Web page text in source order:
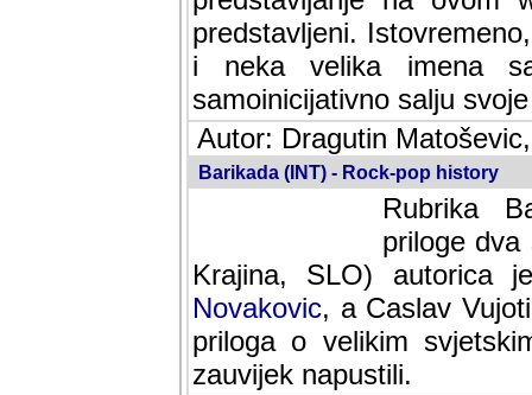
predstavljeni.
i neka velika imena
samoinicijativno salju
Autor: Dragutin
Barikada (INT) - Rock-pop history
Rubrika
dva
SLO) autorica je velikog
Caslav Vujotic
velikim svjetskim
napustili.